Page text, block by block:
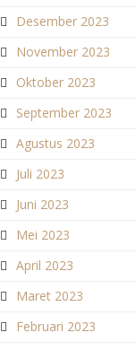
Desember 2023
November 2023
Oktober 2023
September 2023
Agustus 2023
Juli 2023
Juni 2023
Mei 2023
April 2023
Maret 2023
Februari 2023